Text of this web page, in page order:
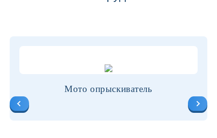
Мото опрыскиватель